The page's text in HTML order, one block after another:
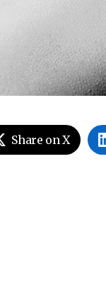
Share on X